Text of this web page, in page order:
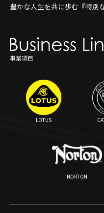
豊かな人生を共に歩む『特別
事業項目
LOTUS
NORTON